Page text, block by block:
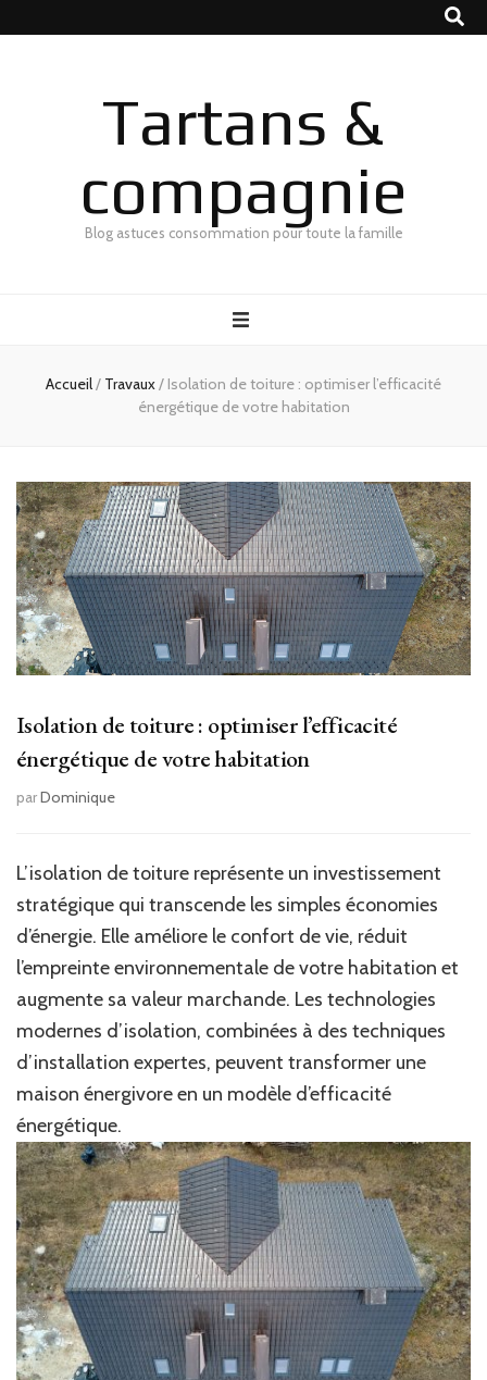
Tartans &
compagnie
Blog astuces consommation pour toute la famille
Accueil/ Travaux/ Isolation de toiture : optimiser l’efficacité
énergétique de votre habitation
Isolation de toiture : optimiser l’efficacité
énergétique de votre habitation
parDominique
L’isolation de toiture représente un investissement
stratégique qui transcende les simples économies
d’énergie. Elle améliore le confort de vie, réduit
l’empreinte environnementale de votre habitation et
augmente sa valeur marchande. Les technologies
modernes d’isolation, combinées à des techniques
d’installation expertes, peuvent transformer une
maison énergivore en un modèle d’efficacité
énergétique.